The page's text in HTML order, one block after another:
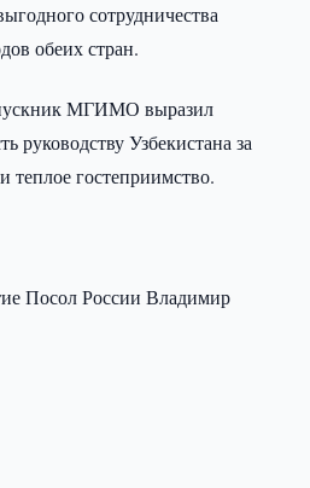
сотрудничества
обеих стран.
МГИМО выразил
руководству Узбекистана за
гостеприимство.
Посол России Владимир